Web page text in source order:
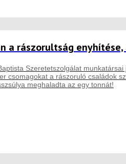
a rászorultság
Szeretetszolgálat
csomagokat a rászoruló családok
meghaladta az egy tonnát!